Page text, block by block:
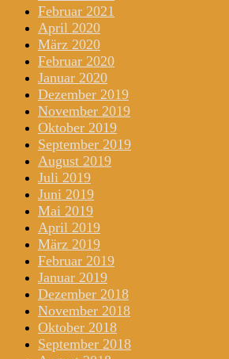
Februar 2021
April 2020
März 2020
Februar 2020
Januar 2020
Dezember 2019
November 2019
Oktober 2019
September 2019
August 2019
Juli 2019
Juni 2019
Mai 2019
April 2019
März 2019
Februar 2019
Januar 2019
Dezember 2018
November 2018
Oktober 2018
September 2018